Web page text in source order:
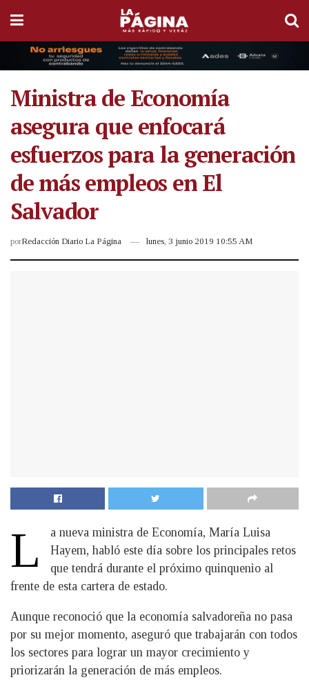
Ministra de Economía
asegura que enfocará
esfuerzos para la generación
de más empleos en El
Salvador
porRedacción Diario La Página lunes, 3 junio 2019 10:55 AM
L
a nueva ministra de Economía, María Luisa
Hayem, habló este día sobre los principales retos
que tendrá durante el próximo quinquenio al
frente de esta cartera de estado.
Aunque reconoció que la economía salvadoreña no pasa
por su mejor momento, aseguró que trabajarán con todos
los sectores para lograr un mayor crecimiento y
priorizarán la generación de más empleos.